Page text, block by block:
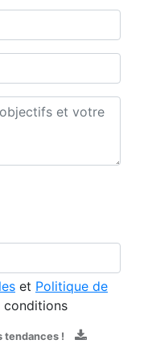
et Politique de
conditions
tendances !